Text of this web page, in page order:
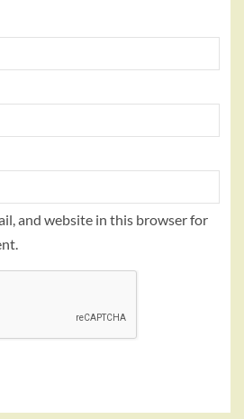
and website in this browser for